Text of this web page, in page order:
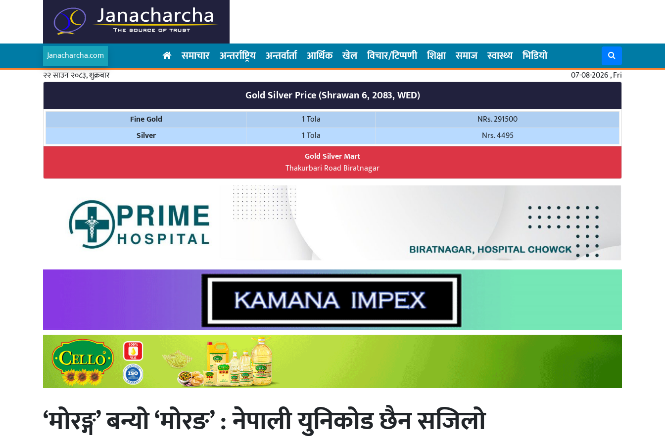
Janacharcha.com समाचार अन्तर्राष्ट्रिय अन्तर्वार्ता आर्थिक खेल विचार/टिप्पणी शिक्षा समाज स्वास्थ्य भिडियो
२२ साउन २०८३, शुक्रबार 07-08-2026 , Fri
Gold Silver Price (Shrawan 6, 2083, WED)
Fine Gold 1 Tola
NRs. 291500
Silver
1 Tola
Nrs. 4495
Gold Silver Mart
Thakurbari Road Biratnagar
‘मोरङ्ग’ बन्यो ‘मोरङ’ : नेपाली युनिकोड छैन सजिलो